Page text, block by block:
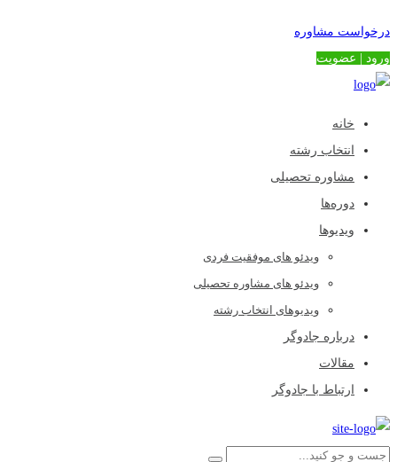
درخواست مشاوره
ورود | عضویت
خانه
انتخاب رشته
مشاوره تحصیلی
دوره‌ها
ویدیوها
ویدئو های موفقیت فردی
ویدئو های مشاوره تحصیلی
ویدیوهای انتخاب رشته
درباره جادوگر
مقالات
ارتباط با جادوگر